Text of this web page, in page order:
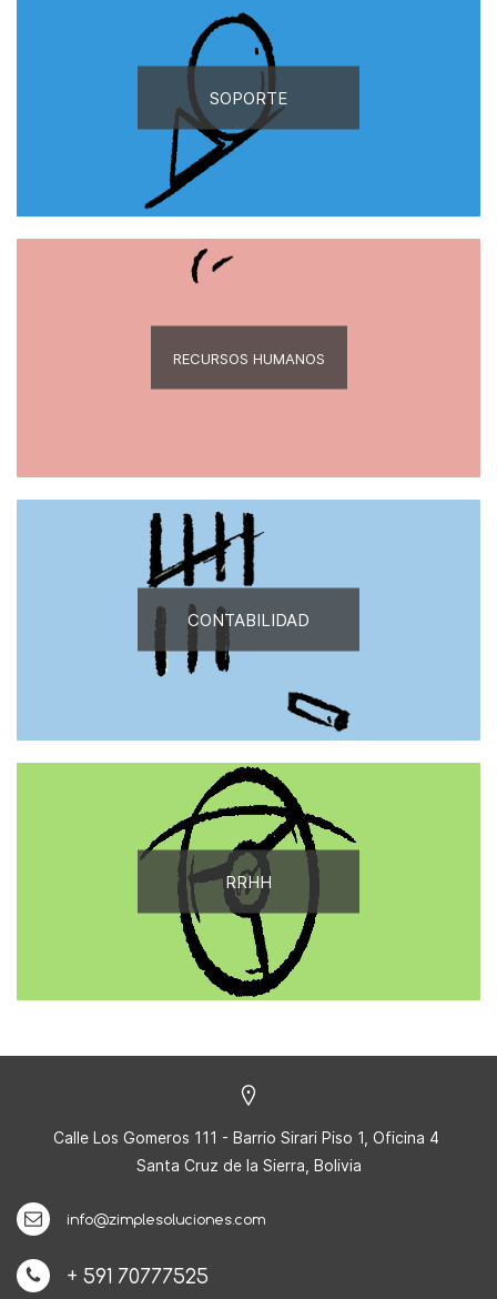
SOPORTE
RECURSOS HUMANOS
CONTABILIDAD
RRHH
Calle Los Gomeros 111 - Barrio Sirari Piso 1, Oficina 4
Santa Cruz de la Sierra, Bolivia
info@zimplesoluciones.com
+ 591 70777525